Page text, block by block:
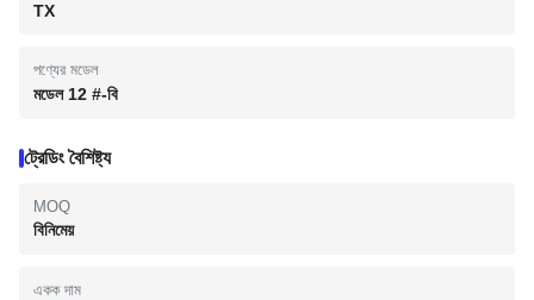
TX
পণ্যের মডেল
মডেল 12 #-বি
ট্রেডিং বৈশিষ্ট্য
MOQ
বিনিমেয়
একক দাম